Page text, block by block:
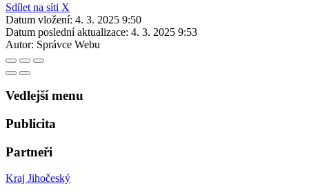
Sdílet na síti X
Datum vložení: 4. 3. 2025 9:50
Datum poslední aktualizace: 4. 3. 2025 9:53
Autor: Správce Webu
Vedlejší menu
Publicita
Partneři
Kraj Jihočeský